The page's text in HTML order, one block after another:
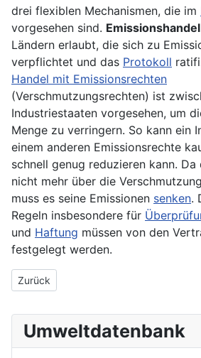
drei flexiblen Mechanismen, die im
vorgesehen sind. Emissionshandel
Ländern erlaubt, die sich zu
verpflichtet und das Protokoll
Handel mit Emissionsrechten
(Verschmutzungsrechten) ist
Industriestaaten vorgesehen, um
Menge zu verringern. So kann ein
einem anderen Emissionsrechte
schnell genug reduzieren kann. Da
nicht mehr über die
muss es seine Emissionen senken.
Regeln insbesondere für
und Haftung müssen von den
festgelegt werden.
Vorheriger Beitrag: Emissionsgrad
Zurück
Umweltdatenbank